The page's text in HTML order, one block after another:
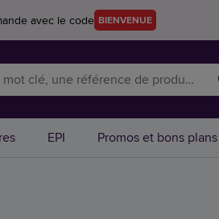
avec le code BIENVENUE
EPI Promos et bons plans